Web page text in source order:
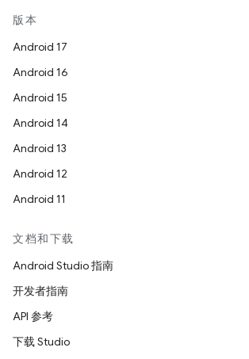
版本
Android 17
Android 16
Android 15
Android 14
Android 13
Android 12
Android 11
文档和下载
Android Studio 指南
开发者指南
API 参考
下载 Studio